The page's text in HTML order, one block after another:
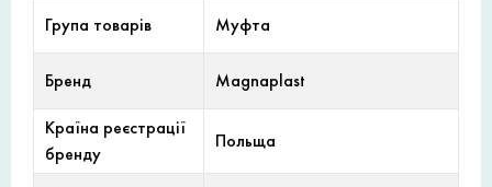
Група товарів Муфта
Бренд Magnaplast
Країна реєстрації
бренду
Польща